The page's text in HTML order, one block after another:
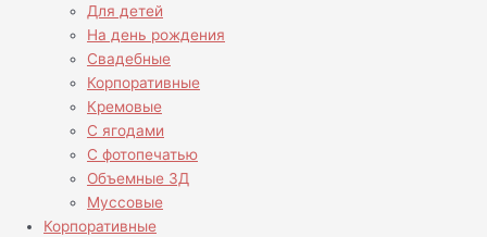
Для детей
На день рождения
Свадебные
Корпоративные
Кремовые
С ягодами
С фотопечатью
Объемные 3Д
Муссовые
Корпоративные